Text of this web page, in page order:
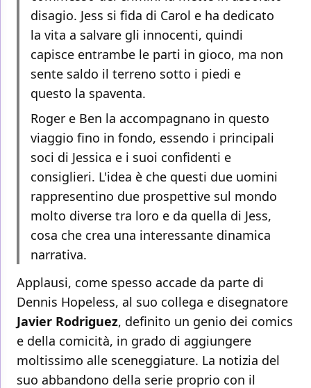
disagio. Jess si fida di Carol e ha dedicato
la vita a salvare gli innocenti, quindi
capisce entrambe le parti in gioco, ma non
sente saldo il terreno sotto i piedi e
questo la spaventa.
Roger e Ben la accompagnano in questo
viaggio fino in fondo, essendo i principali
soci di Jessica e i suoi confidenti e
consiglieri. L'idea è che questi due uomini
rappresentino due prospettive sul mondo
molto diverse tra loro e da quella di Jess,
cosa che crea una interessante dinamica
narrativa.
Applausi, come spesso accade da parte di
Dennis Hopeless, al suo collega e disegnatore
Javier Rodriguez, definito un genio dei comics
e della comicità, in grado di aggiungere
moltissimo alle sceneggiature. La notizia del
suo abbandono della serie proprio con il